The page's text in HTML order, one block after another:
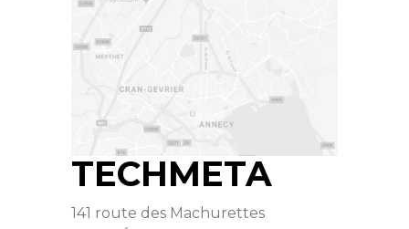
TECHMETA
141 route des Machurettes